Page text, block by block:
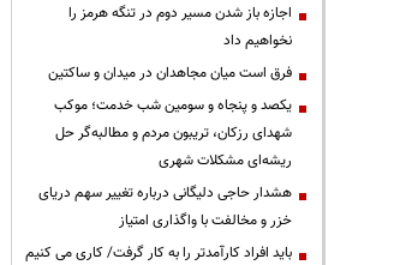
اجازه باز شدن مسیر دوم در تنگه هرمز را
نخواهیم داد
فرق است میان مجاهدان در میدان و ساکتین
یکصد و پنجاه و سومین شب خدمت؛ موکب
شهدای رزکان، تریبون مردم و مطالبه‌گر حل
ریشه‌ای مشکلات شهری
هشدار حاجی دلیگانی درباره تغییر سهم دریای
خزر و مخالفت با واگذاری امتیاز
باید افراد کارآمدتر را به کار گرفت/ کاری می کنیم